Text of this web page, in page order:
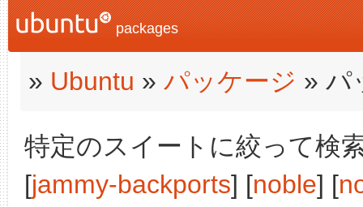
packages
» Ubuntu » パッケージ » パ
特定のスイートに絞って検
[jammy-backports] [noble] [